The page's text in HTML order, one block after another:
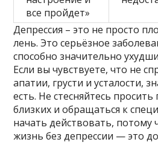
все пройдет»
Депрессия – это не просто
лень. Это серьёзное
способно значительно
Если вы чувствуете, что не
апатии, грусти и усталости,
есть. Не стесняйтесь
близких и обращаться к
начать действовать, потому
жизнь без депрессии — это